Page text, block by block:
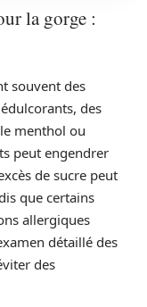
la gorge :
souvent des
des
menthol ou
peut engendrer
de sucre peut
que certains
allergiques
détaillé des
des